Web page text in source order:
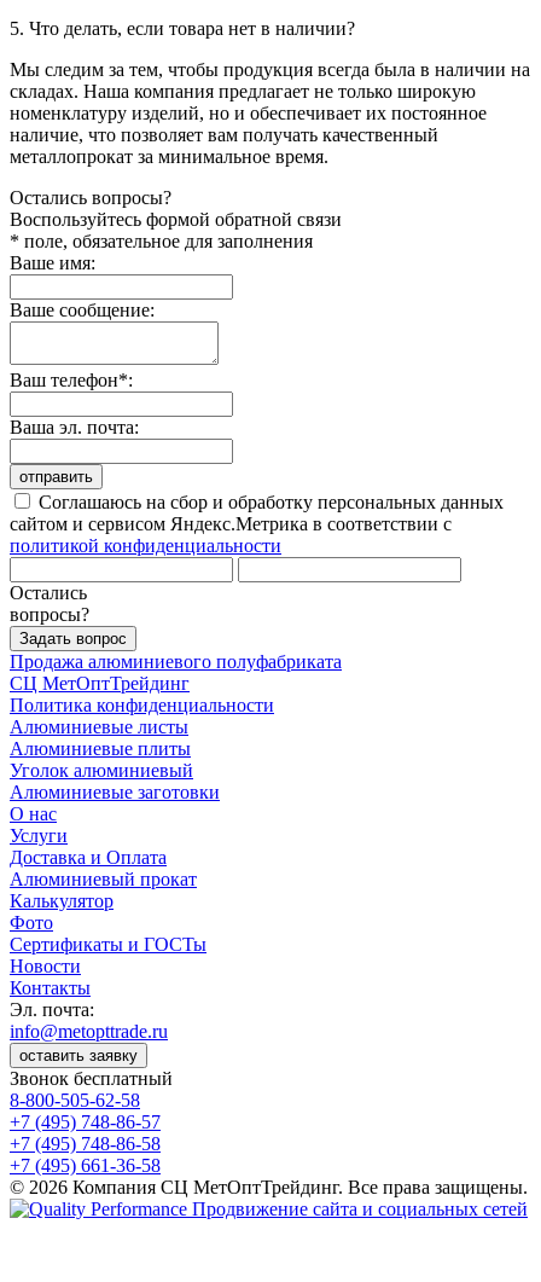
5. Что делать, если товара нет в наличии?
Мы следим за тем, чтобы продукция всегда была в наличии на
складах. Наша компания предлагает не только широкую
номенклатуру изделий, но и обеспечивает их постоянное
наличие, что позволяет вам получать качественный
металлопрокат за минимальное время.
Остались вопросы?
Воспользуйтесь формой обратной связи
* поле, обязательное для заполнения
Ваше имя:
Ваше сообщение:
Ваш телефон*:
Ваша эл. почта:
отправить
Соглашаюсь на сбор и обработку персональных данных
сайтом и сервисом Яндекс.Метрика в соответствии с
политикой конфиденциальности
Остались
вопросы?
Задать вопрос
Продажа алюминиевого полуфабриката
СЦ МетОптТрейдинг
Политика конфиденциальности
Алюминиевые листы
Алюминиевые плиты
Уголок алюминиевый
Алюминиевые заготовки
О нас
Услуги
Доставка и Оплата
Алюминиевый прокат
Калькулятор
Фото
Сертификаты и ГОСТы
Новости
Контакты
Эл. почта:
info@metopttrade.ru
оставить заявку
Звонок бесплатный
8-800-505-62-58
+7 (495) 748-86-57
+7 (495) 748-86-58
+7 (495) 661-36-58
© 2026 Компания СЦ МетОптТрейдинг. Все права защищены.
Продвижение сайта и социальных сетей